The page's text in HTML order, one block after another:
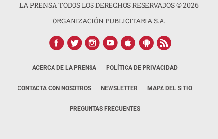
LA PRENSA TODOS LOS DERECHOS RESERVADOS ©2026
ORGANIZACIÓN PUBLICITARIA S.A.
ACERCA DE LA PRENSA POLÍTICA DE PRIVACIDAD
CONTACTA CON NOSOTROS NEWSLETTER MAPA DEL SITIO
PREGUNTAS FRECUENTES